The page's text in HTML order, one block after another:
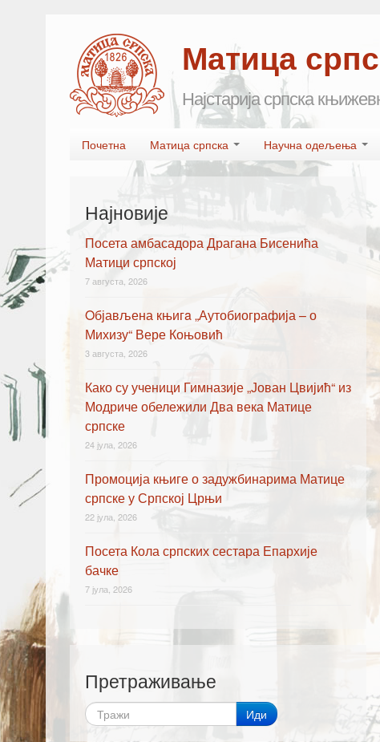
Матица
Најстарија српска
Main menu
Почетна Матица српска Научна одељења
Најновије
Посета амбасадора Драгана Бисенића
Матици српској
7 августа, 2026
Oбјављена књигa „Аутобиографија – о
Михизу“ Вере Коњовић
3 августа, 2026
Како су ученици Гимназије „Јован Цвијић“ из
Модриче обележили Два века Матице
српске
24 јула, 2026
Промоција књиге о задужбинарима Матице
српске у Српској Црњи
22 јула, 2026
Посета Кола српских сестара Епархије
бачке
7 јула, 2026
Претраживање
Иди